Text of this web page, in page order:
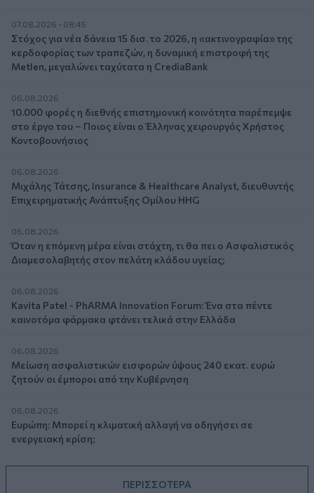
07.08.2026 - 08:45
Στόχος για νέα δάνεια 15 δισ. το 2026, η «ακτινογραφία» της
κερδοφορίας των τραπεζών, η δυναμική επιστροφή της
Metlen, μεγαλώνει ταχύτατα η CrediaBank
06.08.2026
10.000 φορές η διεθνής επιστημονική κοινότητα παρέπεμψε
στο έργο του – Ποιος είναι ο Έλληνας χειρουργός Χρήστος
Κοντοβουνήσιος
06.08.2026
Μιχάλης Τάτσης, Insurance & Healthcare Analyst, διευθυντής
Επιχειρηματικής Ανάπτυξης Ομίλου HHG
06.08.2026
Όταν η επόμενη μέρα είναι στάχτη, τι θα πει ο Ασφαλιστικός
Διαμεσολαβητής στον πελάτη κλάδου υγείας;
06.08.2026
Kavita Patel - PhARMA Innovation Forum: Ένα στα πέντε
καινοτόμα φάρμακα φτάνει τελικά στην Ελλάδα
06.08.2026
Μείωση ασφαλιστικών εισφορών ύψους 240 εκατ. ευρώ
ζητούν οι έμποροι από την Κυβέρνηση
06.08.2026
Ευρώπη: Μπορεί η κλιματική αλλαγή να οδηγήσει σε
ενεργειακή κρίση;
ΠΕΡΙΣΣΟΤΕΡΑ